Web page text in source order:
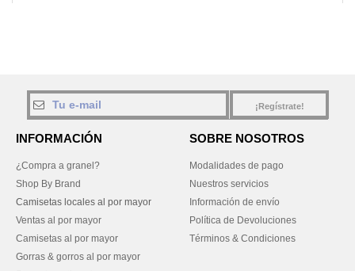
¡Regístrate!
INFORMACIÓN
¿Compra a granel?
Shop By Brand
Camisetas locales al por mayor
Ventas al por mayor
Camisetas al por mayor
Gorras & gorros al por mayor
SOBRE NOSOTROS
Modalidades de pago
Nuestros servicios
Información de envío
Política de Devoluciones
Términos & Condiciones